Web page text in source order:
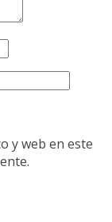
y web en este